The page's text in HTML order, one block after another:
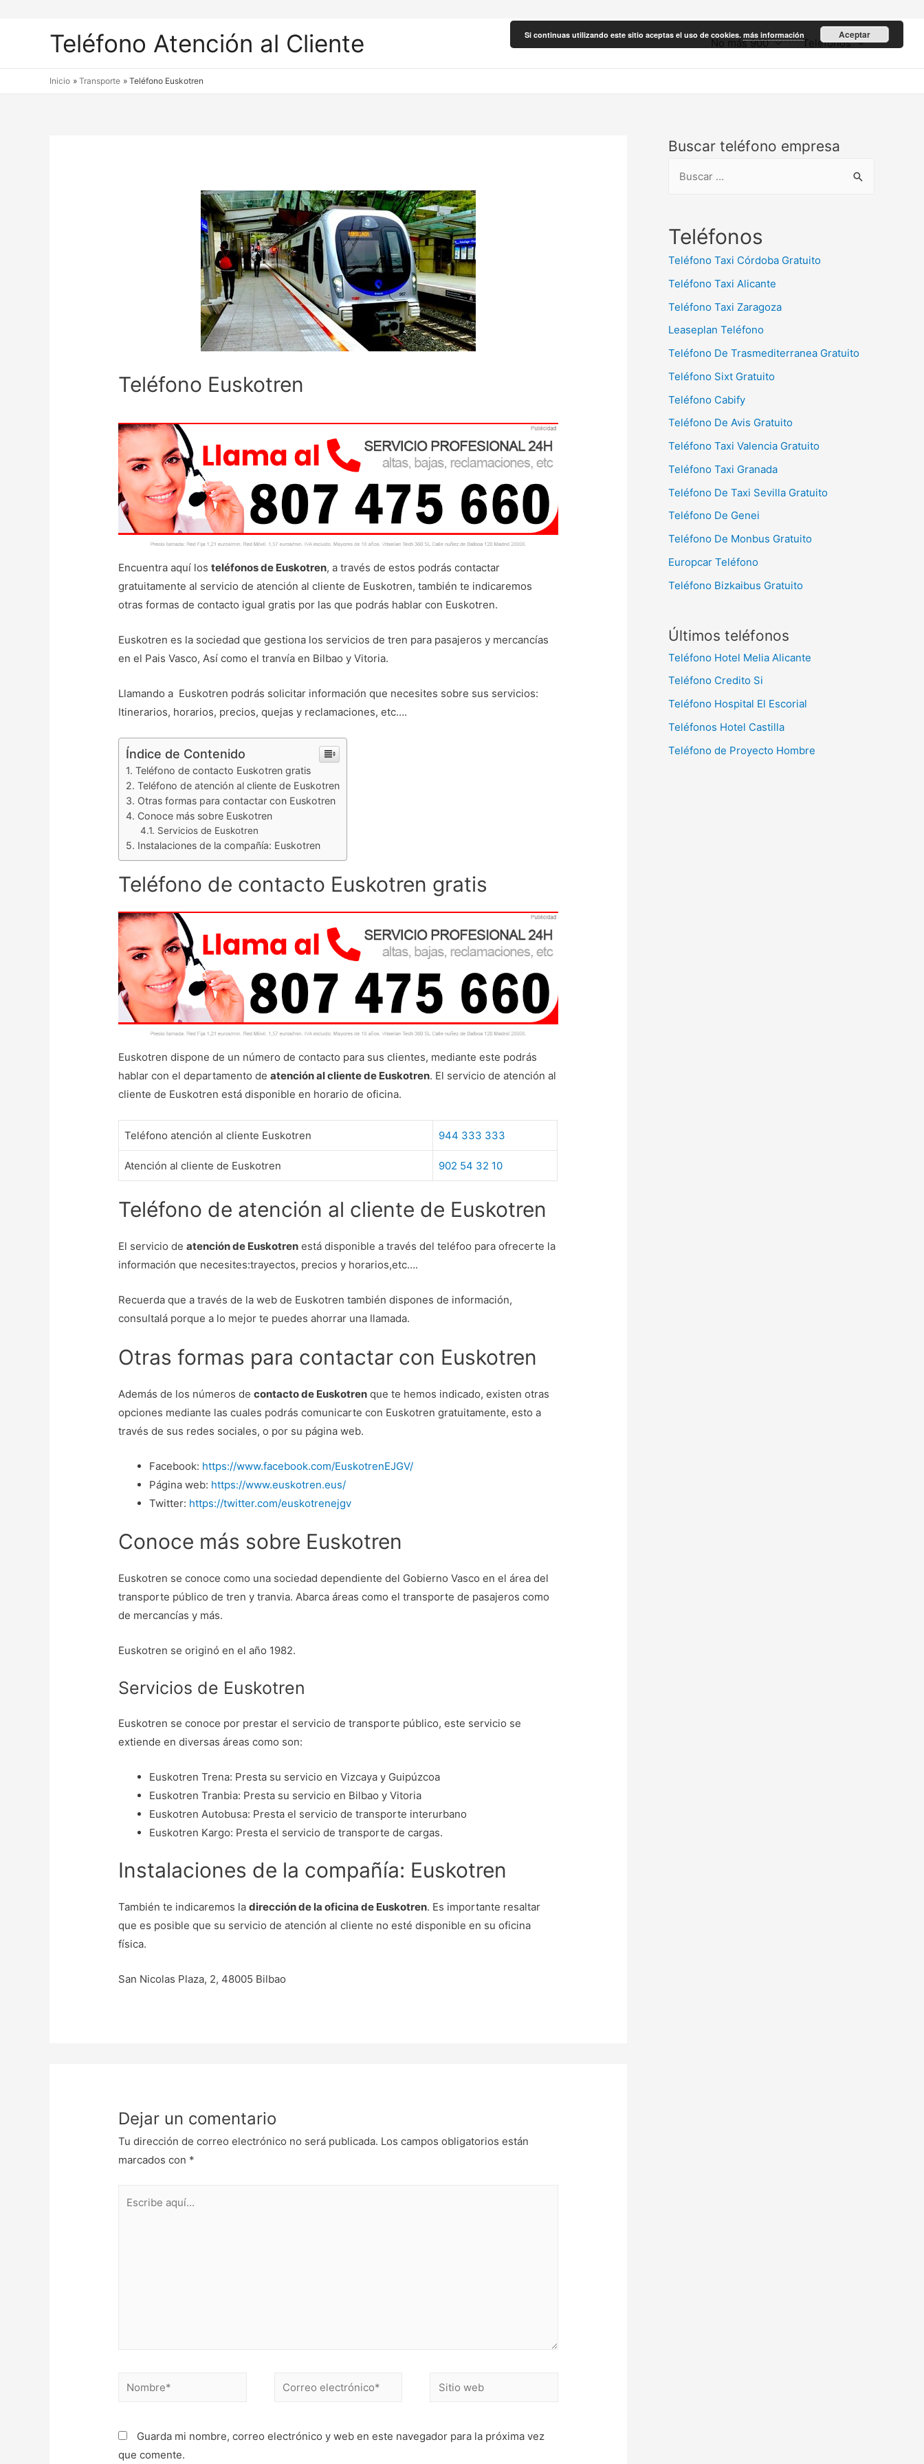
Teléfono Atención al Cliente No más 900 Teléfonos
Inicio Transporte Teléfono Euskotren
Teléfono Euskotren
Encuentra aquí losteléfonos de Euskotren, a través de estos podrás contactar
gratuitamente al servicio de atención al cliente de Euskotren, también te indicaremos
otras formas de contacto igual gratis por las que podrás hablar con Euskotren.
Euskotren es la sociedad que gestiona los servicios de tren para pasajeros y mercancías
en el Pais Vasco, Así como el tranvía en Bilbao y Vitoria.
Llamando a Euskotren podrás solicitar información que necesites sobre sus servicios:
Itinerarios, horarios, precios, quejas y reclamaciones, etc….
Índice de Contenido
Teléfono de contacto Euskotren gratis
Teléfono de atención al cliente de Euskotren
Otras formas para contactar con Euskotren
Conoce más sobre Euskotren
Servicios de Euskotren
Instalaciones de la compañía: Euskotren
Teléfono de contacto Euskotren gratis
Euskotren dispone de un número de contacto para sus clientes, mediante este podrás
hablar con el departamento deatención al cliente de Euskotren. El servicio de atención al
cliente de Euskotren está disponible en horario de oficina.
Teléfono atención al cliente Euskotren 944 333 333
Atención al cliente de Euskotren 902 54 32 10
Teléfono de atención al cliente de Euskotren
El servicio deatención de Euskotren está disponible a través del teléfoo para ofrecerte la
información que necesites:trayectos, precios y horarios,etc….
Recuerda que a través de la web de Euskotren también dispones de información,
consultalá porque a lo mejor te puedes ahorrar una llamada.
Otras formas para contactar con Euskotren
Además de los números decontacto de Euskotren que te hemos indicado, existen otras
opciones mediante las cuales podrás comunicarte con Euskotren gratuitamente, esto a
través de sus redes sociales, o por su página web.
Facebook: https://www.facebook.com/EuskotrenEJGV/
Página web: https://www.euskotren.eus/
Twitter: https://twitter.com/euskotrenejgv
Conoce más sobre Euskotren
Euskotren se conoce como una sociedad dependiente del Gobierno Vasco en el área del
transporte público de tren y tranvia. Abarca áreas como el transporte de pasajeros como
de mercancías y más.
Euskotren se originó en el año 1982.
Servicios de Euskotren
Euskotren se conoce por prestar el servicio de transporte público, este servicio se
extiende en diversas áreas como son:
Euskotren Trena: Presta su servicio en Vizcaya y Guipúzcoa
Euskotren Tranbia: Presta su servicio en Bilbao y Vitoria
Euskotren Autobusa: Presta el servicio de transporte interurbano
Euskotren Kargo: Presta el servicio de transporte de cargas.
Instalaciones de la compañía: Euskotren
También te indicaremos ladirección de la oficina de Euskotren. Es importante resaltar
que es posible que su servicio de atención al cliente no esté disponible en su oficina
física.
San Nicolas Plaza, 2, 48005 Bilbao
Dejar un comentario
Tu dirección de correo electrónico no será publicada. Los campos obligatorios están
marcados con *
Nombre*
Correo
Sitio
Guarda mi nombre, correo electrónico y web en este navegador para la próxima vez
que comente.
Buscar teléfono empresa
c
Teléfonos
Teléfono Taxi Córdoba Gratuito
Teléfono Taxi Alicante
Teléfono Taxi Zaragoza
Leaseplan Teléfono
Teléfono De Trasmediterranea Gratuito
Teléfono Sixt Gratuito
Teléfono Cabify
Teléfono De Avis Gratuito
Teléfono Taxi Valencia Gratuito
Teléfono Taxi Granada
Teléfono De Taxi Sevilla Gratuito
Teléfono De Genei
Teléfono De Monbus Gratuito
Europcar Teléfono
Teléfono Bizkaibus Gratuito
Últimos teléfonos
Teléfono Hotel Melia Alicante
Teléfono Credito Si
Teléfono Hospital El Escorial
Teléfonos Hotel Castilla
Teléfono de Proyecto Hombre
Si continuas utilizando este sitio aceptas el uso de cookies. más información Aceptar